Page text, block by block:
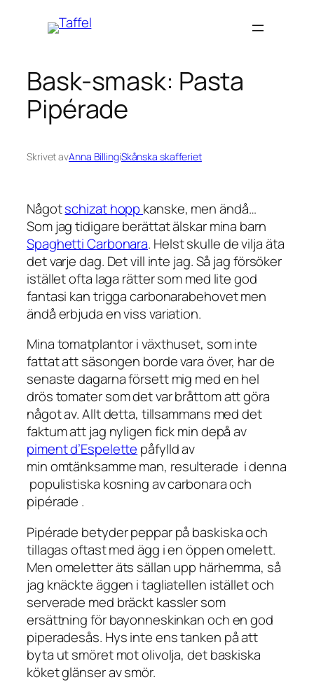
Bask-smask: Pasta
Pipérade
Skrivet avAnna BillingiSkånska skafferiet
Någotschizat hopp kanske, men ändå…
Som jag tidigare berättat älskar mina barn
Spaghetti Carbonara. Helst skulle de vilja äta
det varje dag. Det vill inte jag. Så jag försöker
istället ofta laga rätter som med lite god
fantasi kan trigga carbonarabehovet men
ändå erbjuda en viss variation.
Mina tomatplantor i växthuset, som inte
fattat att säsongen borde vara över, har de
senaste dagarna försett mig med en hel
drös tomater som det var bråttom att göra
något av. Allt detta, tillsammans med det
faktum att jag nyligen fick min depå av
piment d’Espelette påfylld av
min omtänksamme man, resulterade i denna
populistiska kosning av carbonara och
pipérade .
Pipérade betyder peppar på baskiska och
tillagas oftast med ägg i en öppen omelett.
Men omeletter äts sällan upp härhemma, så
jag knäckte äggen i tagliatellen istället och
serverade med bräckt kassler som
ersättning för bayonneskinkan och en god
piperadesås. Hys inte ens tanken på att
byta ut smöret mot olivolja, det baskiska
köket glänser av smör.